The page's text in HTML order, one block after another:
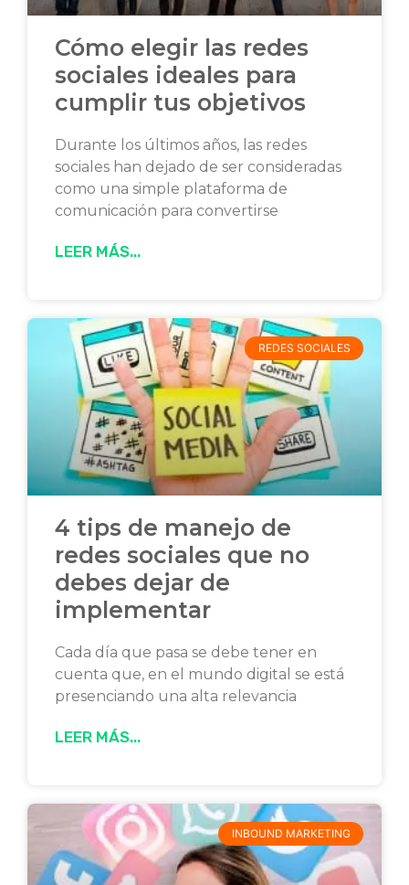
Cómo elegir las redes
sociales ideales para
cumplir tus objetivos
Durante los últimos años, las redes
sociales han dejado de ser consideradas
como una simple plataforma de
comunicación para convertirse
LEER MÁS...
REDES SOCIALES
4 tips de manejo de
redes sociales que no
debes dejar de
implementar
Cada día que pasa se debe tener en
cuenta que, en el mundo digital se está
presenciando una alta relevancia
LEER MÁS...
INBOUND MARKETING